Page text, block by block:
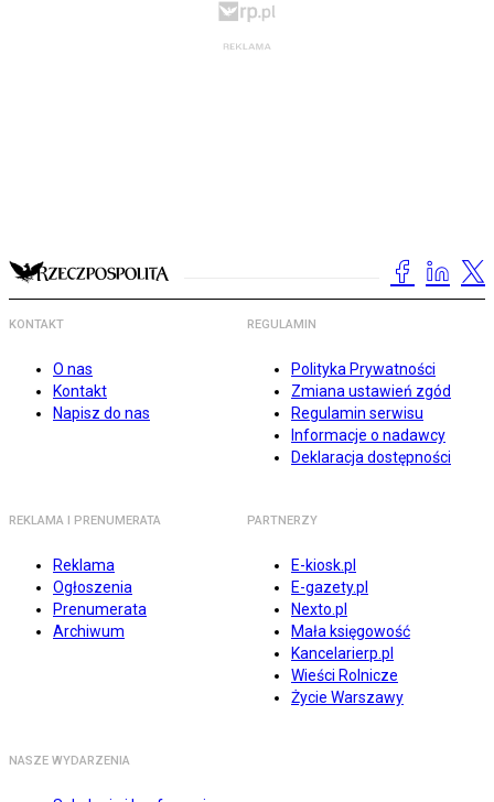
KONTAKT
O nas
Kontakt
Napisz do nas
REGULAMIN
Polityka Prywatności
Zmiana ustawień zgód
Regulamin serwisu
Informacje o nadawcy
Deklaracja dostępności
REKLAMA I PRENUMERATA
Reklama
Ogłoszenia
Prenumerata
Archiwum
PARTNERZY
E-kiosk.pl
E-gazety.pl
Nexto.pl
Mała księgowość
Kancelarierp.pl
Wieści Rolnicze
Życie Warszawy
NASZE WYDARZENIA